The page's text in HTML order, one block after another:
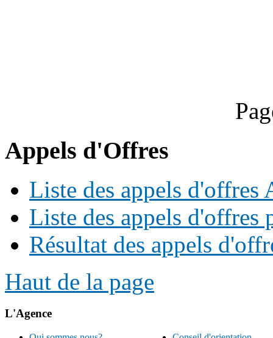
Appels d'Offres
Liste des appels d'offres
Liste des appels d'offres
Résultat des appels
Haut de la page
L'Agence